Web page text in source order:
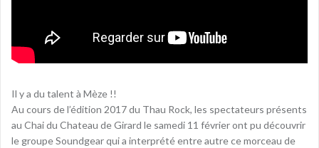
Il y a du talent à Mèze !!
Au cours de l’édition 2017 du Thau Rock, les spectateurs présents
au Chai du Chateau de Girard le samedi 11 février ont pu découvrir
le groupe Soundgear qui a interprété entre autre ce morceau de